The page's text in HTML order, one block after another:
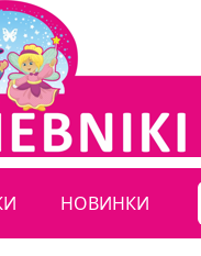
НОВИНКИ